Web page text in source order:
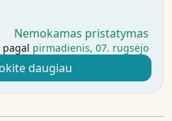
Nemokamas pristatymas
pagal pirmadienis, 07. rugsėjo
daugiau